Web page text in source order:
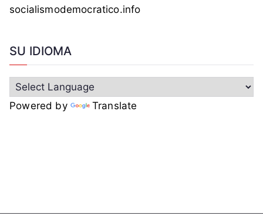
socialismodemocratico.info
SU IDIOMA
Powered by Translate